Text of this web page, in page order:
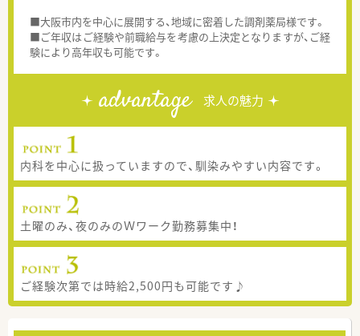
■大阪市内を中心に展開する、地域に密着した調剤薬局様です。
■ご年収はご経験や前職給与を考慮の上決定となりますが、ご経
験により高年収も可能です。
advantage 求人の魅力
内科を中心に扱っていますので、馴染みやすい内容です。
土曜のみ、夜のみのＷワーク勤務募集中！
ご経験次第では時給2,500円も可能です♪